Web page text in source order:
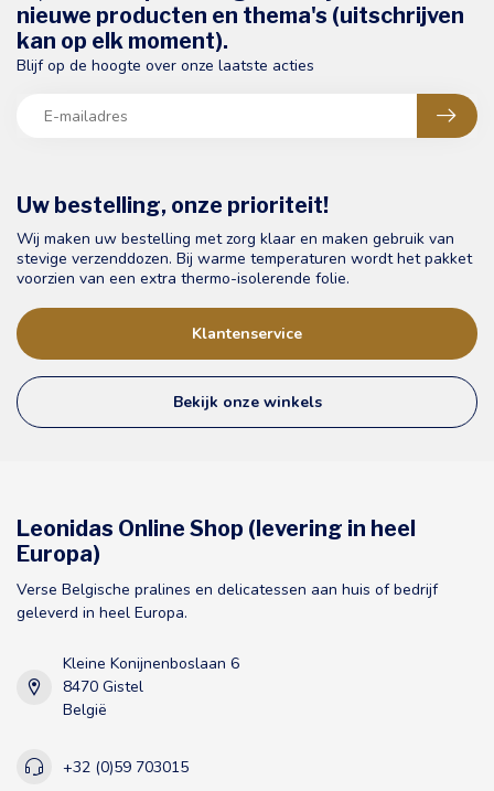
Uw bestelling, onze prioriteit!
Wij maken uw bestelling met zorg klaar en maken gebruik van
stevige verzenddozen. Bij warme temperaturen wordt het pakket
voorzien van een extra thermo-isolerende folie.
Klantenservice
Bekijk onze winkels
nieuwe producten en thema's (uitschrijven
kan op elk moment).
Blijf op de hoogte over onze laatste acties
Leonidas Online Shop (levering in heel
Europa)
Verse Belgische pralines en delicatessen aan huis of bedrijf
geleverd in heel Europa.
Kleine Konijnenboslaan 6
8470 Gistel
België
+32 (0)59 703015